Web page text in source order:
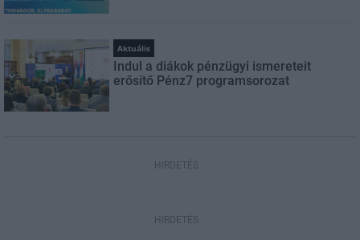
Aktuális
Indul a diákok pénzügyi ismereteit
erősítő Pénz7 programsorozat
HIRDETÉS
HIRDETÉS